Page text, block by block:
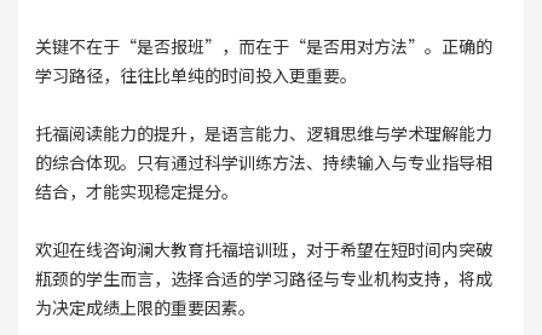
关键不在于“是否报班”，而在于“是否用对方法”。正确的
学习路径，往往比单纯的时间投入更重要。
托福阅读能力的提升，是语言能力、逻辑思维与学术理解能力
的综合体现。只有通过科学训练方法、持续输入与专业指导相
结合，才能实现稳定提分。
欢迎在线咨询澜大教育托福培训班，对于希望在短时间内突破
瓶颈的学生而言，选择合适的学习路径与专业机构支持，将成
为决定成绩上限的重要因素。